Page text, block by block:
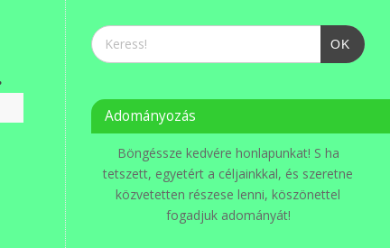
OK
Adományozás
Böngéssze kedvére honlapunkat! S ha
tetszett, egyetért a céljainkkal, és szeretne
közvetetten részese lenni, köszönettel
fogadjuk adományát!